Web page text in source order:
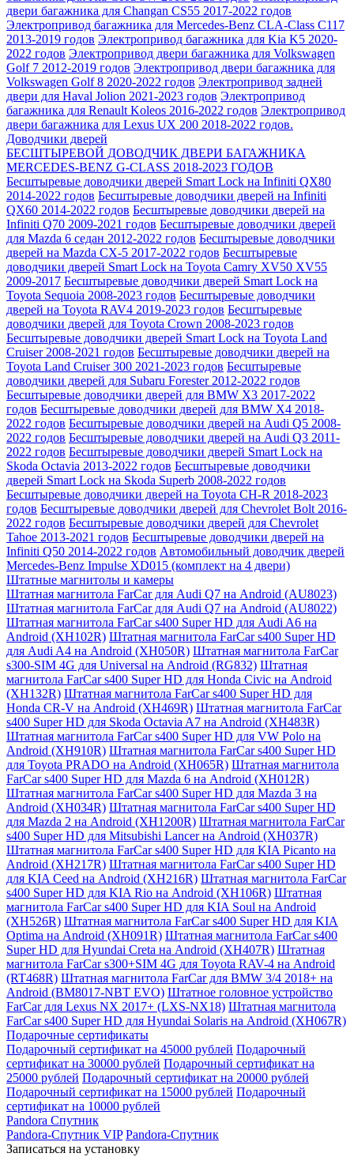
двери багажника для Changan CS55 2017-2022 годов
Электропривод багажника для Mercedes-Benz CLA-Class С117
2013-2019 годов Электропривод багажника для Kia K5 2020-
2022 годов Электропривод двери багажника для Volkswagen
Golf 7 2012-2019 годов Электропривод двери багажника для
Volkswagen Golf 8 2020-2022 годов Электропривод задней
двери для Haval Jolion 2021-2023 годов Электропривод
багажника для Renault Koleos 2016-2022 годов Электропривод
двери багажника для Lexus UX 200 2018-2022 годов.
Доводчики дверей
БЕСШТЫРЕВОЙ ДОВОДЧИК ДВЕРИ БАГАЖНИКА
MERCEDES-BENZ G-CLASS 2018-2023 ГОДОВ
Беcштыревые доводчики дверей Smart Lock на Infiniti QX80
2014-2022 годов Беcштыревые доводчики дверей на Infiniti
QX60 2014-2022 годов Бесштыревые доводчики дверей на
Infiniti Q70 2009-2021 годов Бесштыревые доводчики дверей
для Mazda 6 седан 2012-2022 годов Беcштыревые доводчики
дверей на Mazda CX-5 2017-2022 годов Беcштыревые
доводчики дверей Smart Lock на Toyota Camry XV50 XV55
2009-2017 Беcштыревые доводчики дверей Smart Lock на
Toyota Sequoia 2008-2023 годов Беcштыревые доводчики
дверей на Toyota RAV4 2019-2023 годов Беcштыревые
доводчики дверей для Toyota Crown 2008-2023 годов
Беcштыревые доводчики дверей Smart Lock на Toyota Land
Cruiser 2008-2021 годов Беcштыревые доводчики дверей на
Toyota Land Cruiser 300 2021-2023 годов Беcштыревые
доводчики дверей для Subaru Forester 2012-2022 годов
Беcштыревые доводчики дверей для BMW X3 2017-2022
годов Беcштыревые доводчики дверей для BMW X4 2018-
2022 годов Беcштыревые доводчики дверей на Audi Q5 2008-
2022 годов Беcштыревые доводчики дверей на Audi Q3 2011-
2022 годов Беcштыревые доводчики дверей Smart Lock на
Skoda Octavia 2013-2022 годов Беcштыревые доводчики
дверей Smart Lock на Skoda Superb 2008-2022 годов
Беcштыревые доводчики дверей на Toyota CH-R 2018-2023
годов Беcштыревые доводчики дверей для Chevrolet Bolt 2016-
2022 годов Беcштыревые доводчики дверей для Chevrolet
Tahoe 2013-2021 годов Беcштыревые доводчики дверей на
Infiniti Q50 2014-2022 годов Автомобильный доводчик дверей
Mercedes-Benz Impulse XD015 (комплект на 4 двери)
Штатные магнитолы и камеры
Штатная магнитола FarCar для Audi Q7 на Android (AU8023)
Штатная магнитола FarCar для Audi Q7 на Android (AU8022)
Штатная магнитола FarCar s400 Super HD для Audi A6 на
Android (XH102R) Штатная магнитола FarCar s400 Super HD
для Audi A4 на Android (XH050R) Штатная магнитола FarCar
s300-SIM 4G для Universal на Android (RG832) Штатная
магнитола FarCar s400 Super HD для Honda Civic на Android
(XH132R) Штатная магнитола FarCar s400 Super HD для
Honda CR-V на Android (XH469R) Штатная магнитола FarCar
s400 Super HD для Skoda Octavia A7 на Android (XH483R)
Штатная магнитола FarCar s400 Super HD для VW Polo на
Android (XH910R) Штатная магнитола FarCar s400 Super HD
для Toyota PRADO на Android (XH065R) Штатная магнитола
FarCar s400 Super HD для Mazda 6 на Android (XH012R)
Штатная магнитола FarCar s400 Super HD для Mazda 3 на
Android (XH034R) Штатная магнитола FarCar s400 Super HD
для Mazda 2 на Android (XH1200R) Штатная магнитола FarCar
s400 Super HD для Mitsubishi Lancer на Android (XH037R)
Штатная магнитола FarCar s400 Super HD для KIA Picanto на
Android (XH217R) Штатная магнитола FarCar s400 Super HD
для KIA Ceed на Android (XH216R) Штатная магнитола FarCar
s400 Super HD для KIA Rio на Android (XH106R) Штатная
магнитола FarCar s400 Super HD для KIA Soul на Android
(XH526R) Штатная магнитола FarCar s400 Super HD для KIA
Optima на Android (XH091R) Штатная магнитола FarCar s400
Super HD для Hyundai Creta на Android (XH407R) Штатная
магнитола FarCar s300+SIM 4G для Toyota RAV-4 на Android
(RT468R) Штатная магнитола FarCar для BMW 3/4 2018+ на
Android (BM8017-NBT EVO) Штатное головное устройство
FarCar для Lexus NX 2017+ (LXS-NX18) Штатная магнитола
FarCar s400 Super HD для Hyundai Solaris на Android (XH067R)
Подарочные сертификаты
Подарочный сертификат на 45000 рублей Подарочный
сертификат на 30000 рублей Подарочный сертификат на
25000 рублей Подарочный сертификат на 20000 рублей
Подарочный сертификат на 15000 рублей Подарочный
сертификат на 10000 рублей
Pandora Спутник
Pandora-Спутник VIP Pandora-Спутник
Записаться на установку